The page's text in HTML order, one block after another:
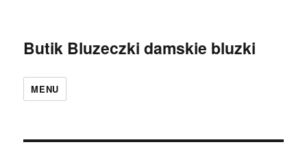
Butik Bluzeczki damskie bluzki
MENU